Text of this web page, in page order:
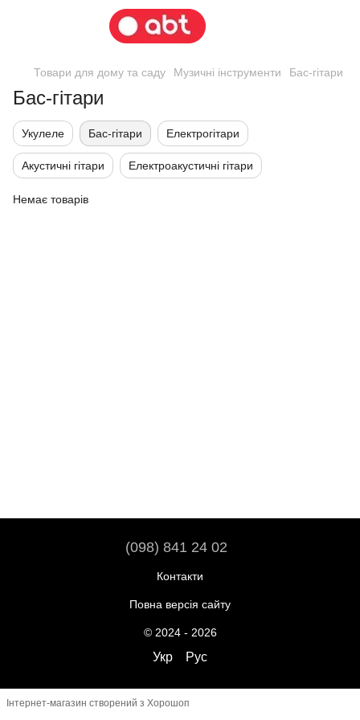
Товари для дому та саду Музичні інструменти Бас-гітари
Бас-гітари
Укулеле Бас-гітари Електрогітари
Акустичні гітари Електроакустичні гітари
Немає товарів
(098) 841 24 02
Контакти
Повна версія сайту
© 2024 - 2026
Укр Рус
Інтернет-магазин створений з Хорошоп